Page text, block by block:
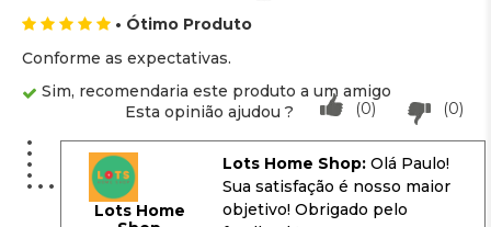
• Ótimo Produto
Conforme as expectativas.
Sim, recomendaria este produto a um amigo
(0)
(0)
Esta opinião ajudou ?
Lots Home
Lots Home Shop: Olá Paulo!
Sua satisfação é nosso maior
objetivo! Obrigado pelo